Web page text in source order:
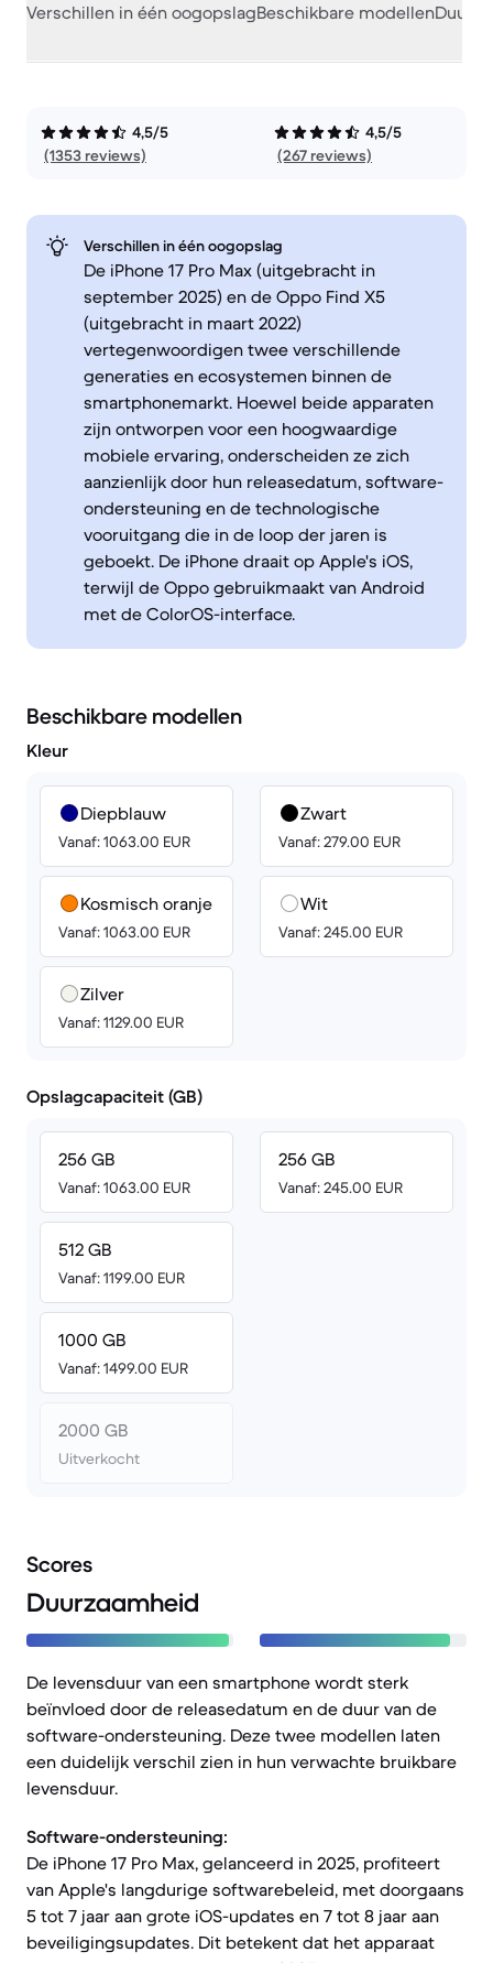
Verschillen in één oogopslagBeschikbare modellen
4,5/5
(1353 reviews)
4,5/5
(267 reviews)
Verschillen in één oogopslag
De iPhone 17 Pro Max (uitgebracht in
september 2025) en de Oppo Find X5
(uitgebracht in maart 2022)
vertegenwoordigen twee verschillende
generaties en ecosystemen binnen de
smartphonemarkt. Hoewel beide apparaten
zijn ontworpen voor een hoogwaardige
mobiele ervaring, onderscheiden ze zich
aanzienlijk door hun releasedatum, software-
ondersteuning en de technologische
vooruitgang die in de loop der jaren is
geboekt. De iPhone draait op Apple's iOS,
terwijl de Oppo gebruikmaakt van Android
met de ColorOS-interface.
Beschikbare modellen
Kleur
Diepblauw
Vanaf: 1063.00 EUR
Kosmisch oranje
Vanaf: 1063.00 EUR
Zilver
Vanaf: 1129.00 EUR
Zwart
Vanaf: 279.00 EUR
Wit
Vanaf: 245.00 EUR
Opslagcapaciteit (GB)
256 GB
Vanaf: 1063.00 EUR
512 GB
Vanaf: 1199.00 EUR
1000 GB
Vanaf: 1499.00 EUR
2000 GB
Uitverkocht
256 GB
Vanaf: 245.00 EUR
Scores
Duurzaamheid
De levensduur van een smartphone wordt sterk
beïnvloed door de releasedatum en de duur van de
software-ondersteuning. Deze twee modellen laten
een duidelijk verschil zien in hun verwachte bruikbare
levensduur.
Software-ondersteuning:
De iPhone 17 Pro Max, gelanceerd in 2025, profiteert
van Apple's langdurige softwarebeleid, met doorgaans
5 tot 7 jaar aan grote iOS-updates en 7 tot 8 jaar aan
beveiligingsupdates. Dit betekent dat het apparaat